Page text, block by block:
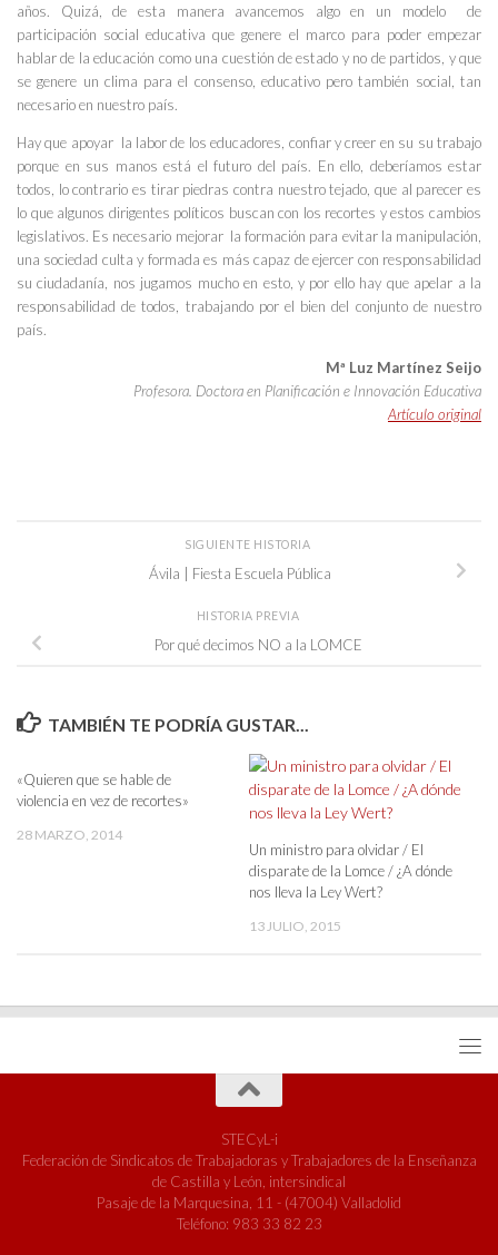
años. Quizá, de esta manera avancemos algo en un modelo de
participación social educativa que genere el marco para poder empezar
hablar de la educación como una cuestión de estado y no de partidos, y que
se genere un clima para el consenso, educativo pero también social, tan
necesario en nuestro país.
Hay que apoyar la labor de los educadores, confiar y creer en su su trabajo
porque en sus manos está el futuro del país. En ello, deberíamos estar
todos, lo contrario es tirar piedras contra nuestro tejado, que al parecer es
lo que algunos dirigentes políticos buscan con los recortes y estos cambios
legislativos. Es necesario mejorar la formación para evitar la manipulación,
una sociedad culta y formada es más capaz de ejercer con responsabilidad
su ciudadanía, nos jugamos mucho en esto, y por ello hay que apelar a la
responsabilidad de todos, trabajando por el bien del conjunto de nuestro
país.
Mª Luz Martínez Seijo
Profesora. Doctora en Planificación e Innovación Educativa
Artículo original
SIGUIENTE HISTORIA
Ávila | Fiesta Escuela Pública
HISTORIA PREVIA
Por qué decimos NO a la LOMCE
TAMBIÉN TE PODRÍA GUSTAR...
«Quieren que se hable de
violencia en vez de recortes»
28 MARZO, 2014
Un ministro para olvidar / El
disparate de la Lomce / ¿A dónde
nos lleva la Ley Wert?
13 JULIO, 2015
STECyL-i
Federación de Sindicatos de Trabajadoras y Trabajadores de la Enseñanza
de Castilla y León, intersindical
Pasaje de la Marquesina, 11 - (47004) Valladolid
Teléfono: 983 33 82 23